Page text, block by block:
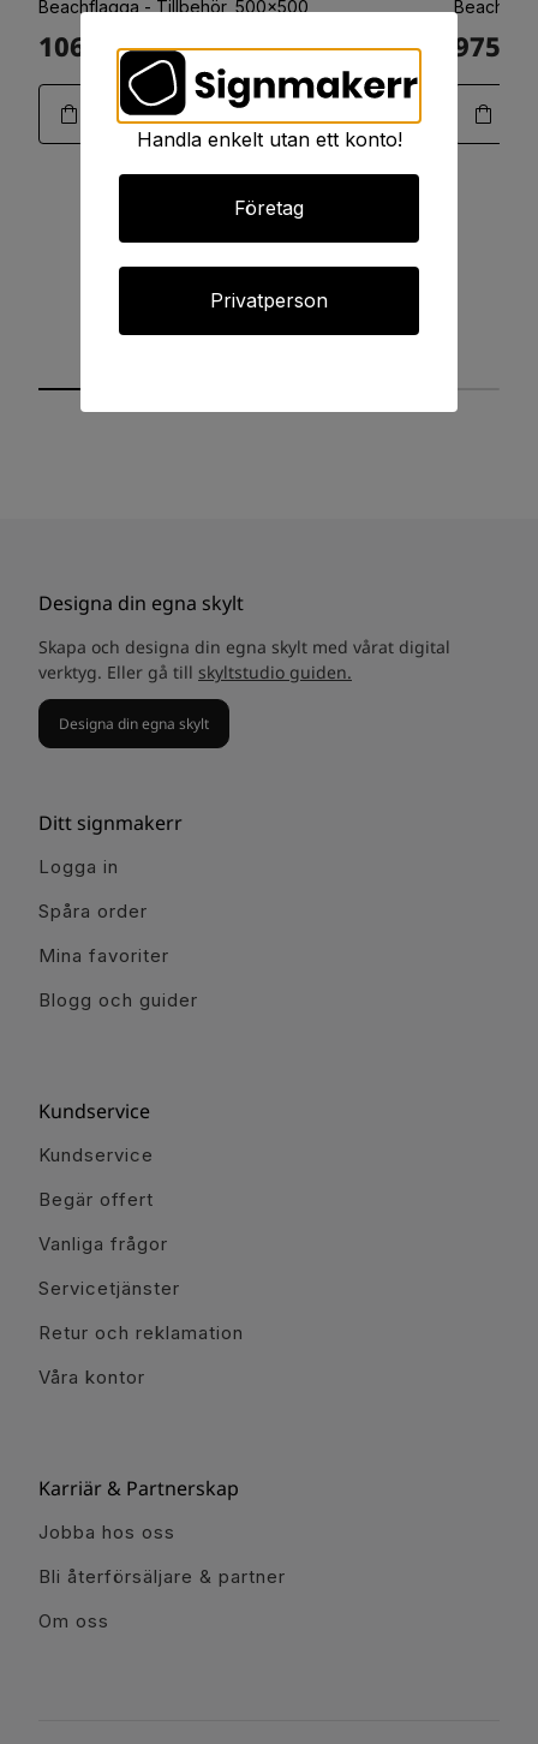
Beachflagga - Tillbehör, 500x500
1063:- Art.11-0188 975:-
Designa din egna skylt
Skapa och designa din egna skylt med vårat digital
verktyg. Eller gå till skyltstudio guiden.
Designa din egna skylt
Ditt signmakerr
Logga in
Spåra order
Mina favoriter
Blogg och guider
Kundservice
Kundservice
Begär offert
Vanliga frågor
Servicetjänster
Retur och reklamation
Våra kontor
Karriär & Partnerskap
Jobba hos oss
Bli återförsäljare & partner
Om oss
Handla enkelt utan ett konto!
Företag
Privatperson